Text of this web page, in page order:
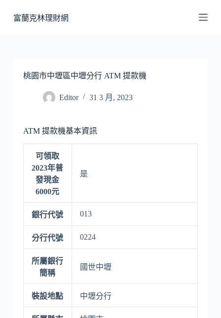
至
富蘭克林理財網
桃園市中壢區中壢分行 ATM 提款機
Editor 31 3 月, 2023
ATM 提款機基本資訊
可領取
2023年普
發現金
6000元
是
銀行代號 013
分行代號 0224
所屬銀行
簡稱
國世中壢
裝設地點 中壢分行